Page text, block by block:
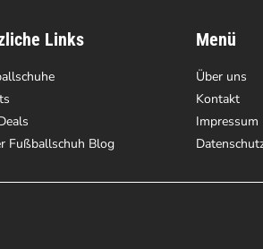
Die
auf
der
Links
Fußballschuh Blog
Menü
Über uns
Kontakt
Impressum